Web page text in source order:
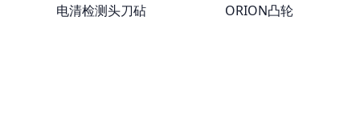
电清检测头刀砧 ORION凸轮